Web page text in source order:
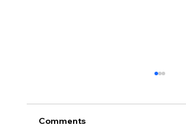
• 서대석 목자 단기 선교 8월 1
이스라엘 단기 선교를 다녀옵
Comments